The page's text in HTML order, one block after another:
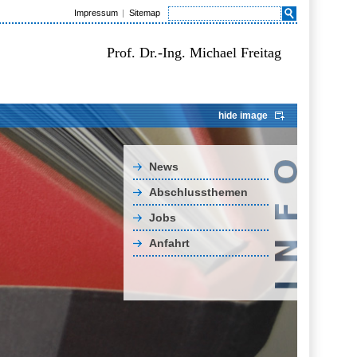
Impressum Sitemap
Prof. Dr.-Ing. Michael Freitag
hide image
News
Abschlussthemen
Jobs
Anfahrt